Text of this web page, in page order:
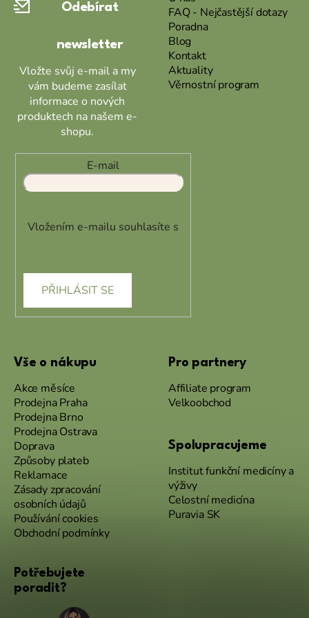
Odebírat
newsletter
Vložte svůj e-mail a my
vám budeme zasílat
informace o nových
produktech na našem e-
shopu.
E-mail
Vložením e-mailu souhlasíte s
PŘIHLÁSIT SE
FAQ - Nejčastější dotazy
Poradna
Blog
Kontakt
Aktuality
Věrnostní program
Vše o nákupu
Akce měsíce
Prodejna Praha
Prodejna Brno
Prodejna Ostrava
Doprava
Způsoby plateb
Reklamace
Zásady zpracování
osobních údajů
Používání cookies
Obchodní podmínky
Pro partnery
Affiliate program
Velkoobchod
Spolupracujeme
Institut funkční medicíny a
výživy
Celostní medicína
Puravia SK
Potřebujete
poradit?